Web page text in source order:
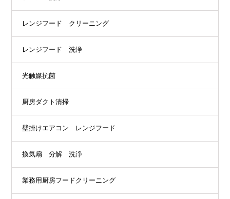
レンジフード クリーニング
レンジフード 洗浄
光触媒抗菌
厨房ダクト清掃
壁掛けエアコン レンジフード
換気扇 分解 洗浄
業務用厨房フードクリーニング